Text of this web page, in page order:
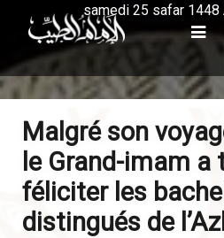
samedi 25 safar 1448
Malgré son
le Grand-imam a
féliciter les
distingués de